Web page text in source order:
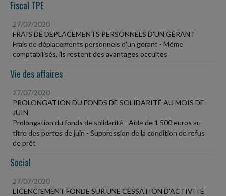
Fiscal TPE
27/07/2020
FRAIS DE DÉPLACEMENTS PERSONNELS D'UN GÉRANT
Frais de déplacements personnels d'un gérant - Même
comptabilisés, ils restent des avantages occultes
Vie des affaires
27/07/2020
PROLONGATION DU FONDS DE SOLIDARITÉ AU MOIS DE
JUIN
Prolongation du fonds de solidarité - Aide de 1 500 euros au
titre des pertes de juin - Suppression de la condition de refus
de prêt
Social
27/07/2020
LICENCIEMENT FONDÉ SUR UNE CESSATION D'ACTIVITÉ